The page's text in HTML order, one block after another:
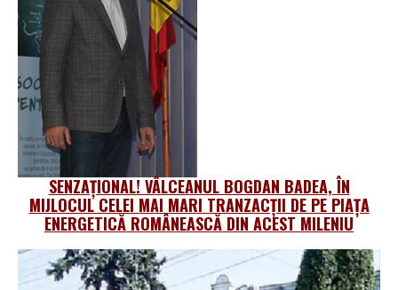
SENZAȚIONAL! VÂLCEANUL BOGDAN BADEA, ÎN
MIJLOCUL CELEI MAI MARI TRANZACȚII DE PE PIAȚA
ENERGETICĂ ROMÂNEASCĂ DIN ACEST MILENIU